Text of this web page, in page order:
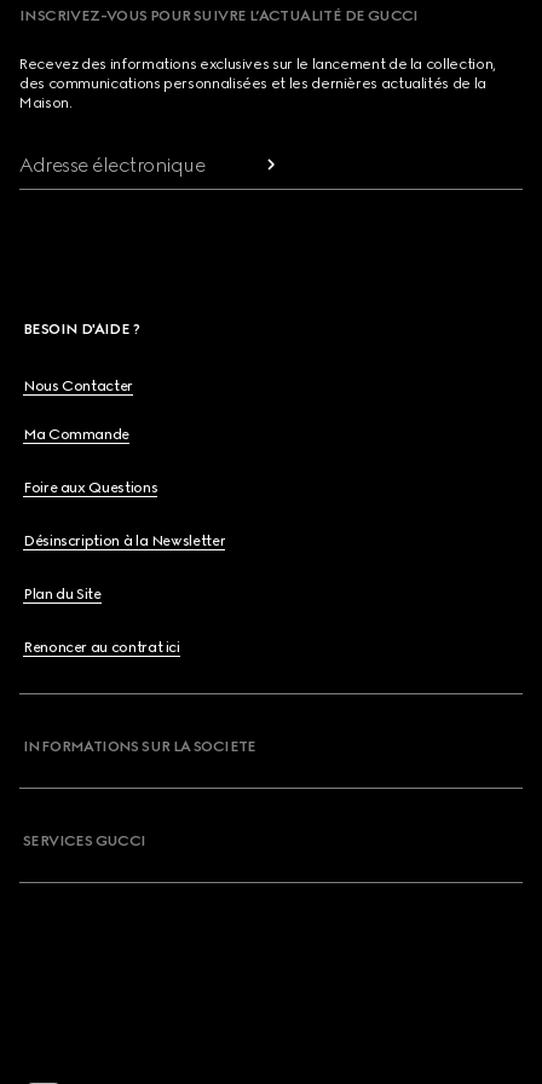
INSCRIVEZ-VOUS POUR SUIVRE L’ACTUALITÉ DE GUCCI
Recevez des informations exclusives sur le lancement de la collection,
des communications personnalisées et les dernières actualités de la
Maison.
Adresse électronique
BESOIN D'AIDE ?
Nous Contacter
Ma Commande
Foire aux Questions
Désinscription à la Newsletter
Plan du Site
Renoncer au contrat ici
INFORMATIONS SUR LA SOCIETE
SERVICES GUCCI